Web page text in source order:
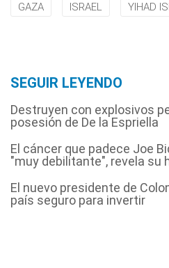
GAZA ISRAEL YIHAD
SEGUIR LEYENDO
Destruyen con explosivos
posesión de De la Espriella
El cáncer que padece Joe
"muy debilitante", revela su
El nuevo presidente de
país seguro para invertir